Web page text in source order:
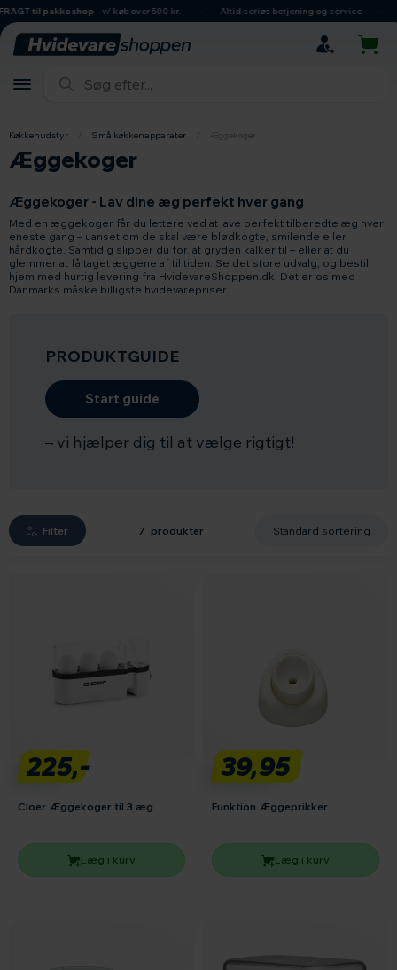
hovedindhold
søgning
navigation
indkøbskurv
til pakkeshop– v/ køb over 500 kr. Altid seriøs betjening og service
Køkkenudstyr Små køkkenapparater Æggekoger
Æggekoger
Æggekoger - Lav dine æg perfekt hver gang
Med en æggekoger får du lettere ved at lave perfekt tilberedte æg hver
eneste gang – uanset om de skal være blødkogte, smilende eller
hårdkogte. Samtidig slipper du for, at gryden kalker til – eller at du
glemmer at få taget æggene af til tiden. Se det store udvalg, og bestil
hjem med hurtig levering fra HvidevareShoppen.dk. Det er os med
Danmarks måske billigste hvidevarepriser.
Start guide
Filter 7 produkter
225,-
Cloer Æggekoger til 3 æg
Læg i kurv
39,95
Funktion Æggeprikker
Læg i kurv